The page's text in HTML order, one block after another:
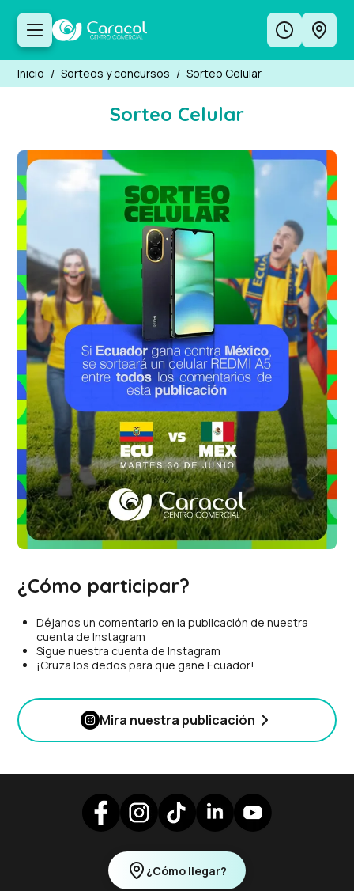
Inicio / Sorteos y concursos / Sorteo Celular
Sorteo Celular
¿Cómo participar?
Déjanos un comentario en la publicación de nuestra
cuenta de Instagram
Sigue nuestra cuenta de Instagram
¡Cruza los dedos para que gane Ecuador!
Mira nuestra publicación
¿Cómo llegar?